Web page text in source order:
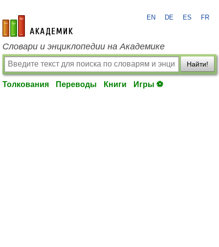
academic.ru
EN DE ES FR
Словари и энциклопедии на Академике
Найти!
Толкования Переводы Книги Игры ⚽